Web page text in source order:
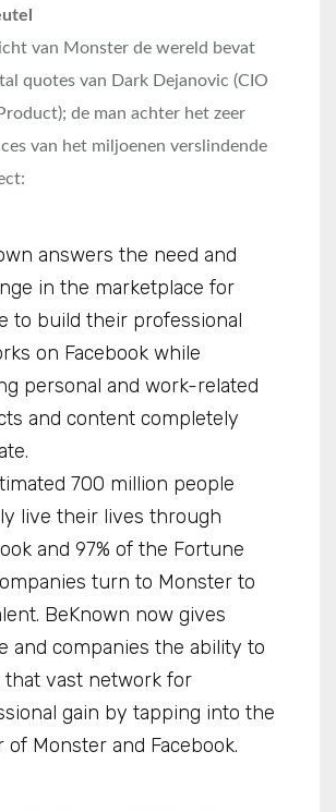
van Monster de wereld bevat
quotes van Dark Dejanovic (CIO
de man achter het zeer
van het miljoenen verslindende
answers the need and
in the marketplace for
to build their professional
on Facebook while
personal and work-related
and content completely
700 million people
live their lives through
and 97% of the Fortune
turn to Monster to
BeKnown now gives
and companies the ability to
that vast network for
gain by tapping into the
of Monster and Facebook.